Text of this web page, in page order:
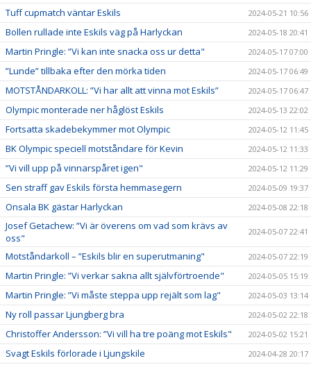
Tuff cupmatch väntar Eskils 2024-05-21 10:56
Bollen rullade inte Eskils väg på Harlyckan 2024-05-18 20:41
Martin Pringle: ”Vi kan inte snacka oss ur detta" 2024-05-17 07:00
”Lunde” tillbaka efter den mörka tiden 2024-05-17 06:49
MOTSTÅNDARKOLL: ”Vi har allt att vinna mot Eskils” 2024-05-17 06:47
Olympic monterade ner håglöst Eskils 2024-05-13 22:02
Fortsatta skadebekymmer mot Olympic 2024-05-12 11:45
BK Olympic speciell motståndare för Kevin 2024-05-12 11:33
”Vi vill upp på vinnarspåret igen" 2024-05-12 11:29
Sen straff gav Eskils första hemmasegern 2024-05-09 19:37
Onsala BK gästar Harlyckan 2024-05-08 22:18
Josef Getachew: ”Vi är överens om vad som krävs av
oss"
2024-05-07 22:41
Motståndarkoll – ”Eskils blir en superutmaning" 2024-05-07 22:19
Martin Pringle: ”Vi verkar sakna allt självförtroende" 2024-05-05 15:19
Martin Pringle: ”Vi måste steppa upp rejält som lag" 2024-05-03 13:14
Ny roll passar Ljungberg bra 2024-05-02 22:18
Christoffer Andersson: ”Vi vill ha tre poäng mot Eskils" 2024-05-02 15:21
Svagt Eskils förlorade i Ljungskile 2024-04-28 20:17